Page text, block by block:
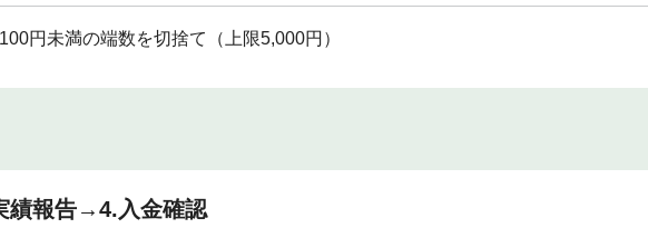
円未満の端数を切捨て（上限5,000円）
報告→4.入金確認